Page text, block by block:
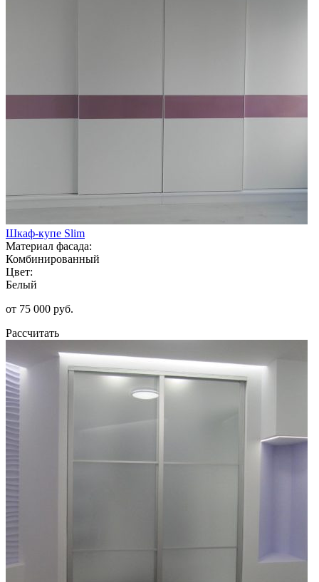
Шкаф-купе Slim
Материал фасада:
Комбинированный
Цвет:
Белый
от 75 000 руб.
Рассчитать